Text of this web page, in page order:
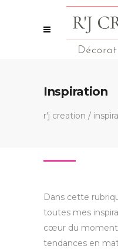
Inspiration
r'j creation /
Dans cette
toutes mes
cœur du moment
tendances en